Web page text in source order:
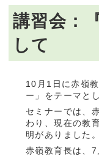
講習会：
して
10月1日に赤嶺
ー」をテーマと
セミナーでは、
わり、現在の教
明がありました。
赤嶺教育長は、